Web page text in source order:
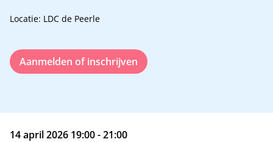
Locatie: LDC de Peerle
Aanmelden of inschrijven
14 april 2026 19:00 - 21:00